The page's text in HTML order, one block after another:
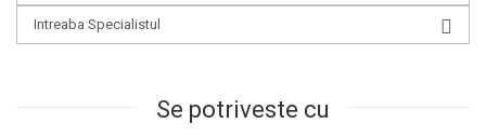
Intreaba Specialistul
Se potriveste cu